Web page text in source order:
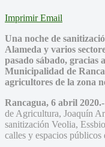
Imprimir Email
Una noche de
Alameda y varios
pasado sábado, gracias
Municipalidad de
agricultores de la zona
Rancagua, 6 abril 2020.-
de Agricultura, Joaquín
sanitización Veolia,
calles y espacios